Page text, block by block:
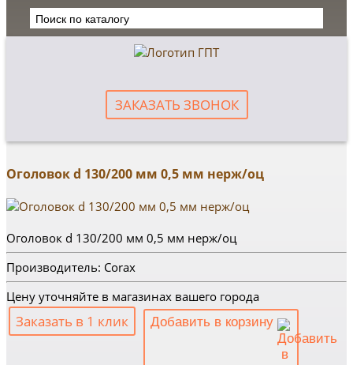
ЗАКАЗАТЬ ЗВОНОК
Оголовок d 130/200 мм 0,5 мм нерж/оц
Оголовок d 130/200 мм 0,5 мм нерж/оц
Производитель: Corax
Цену уточняйте в магазинах вашего города
Заказать в 1 клик Добавить в корзину